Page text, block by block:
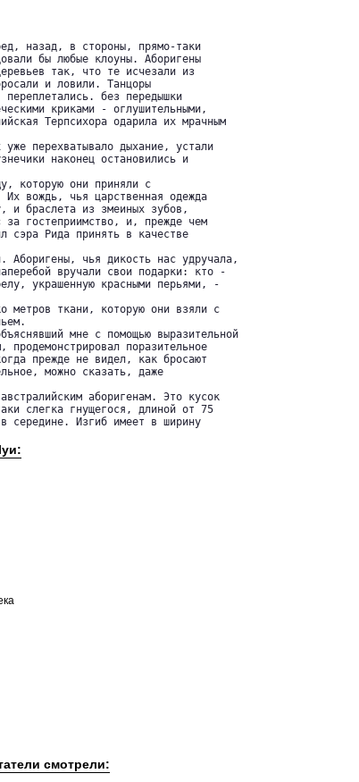
назад, в стороны, прямо-таки
бы любые клоуны. Аборигены
так, что те исчезали из
и ловили. Танцоры
без передышки
криками - оглушительными,
Терпсихора одарила их мрачным
уже перехватывало дыхание, устали
наконец остановились и
которую они приняли с
Их вождь, чья царственная одежда
и браслета из змеиных зубов,
за гостеприимство, и, прежде чем
сэра Рида принять в качестве
Аборигены, чья дикость нас удручала,
вручали свои подарки: кто -
украшенную красными перьями, -
метров ткани, которую они взяли с
мне с помощью выразительной
поразительное
прежде не видел, как бросают
можно сказать, даже
аборигенам. Это кусок
слегка гнущегося, длиной от 75
середине. Изгиб имеет в ширину
смотрели: